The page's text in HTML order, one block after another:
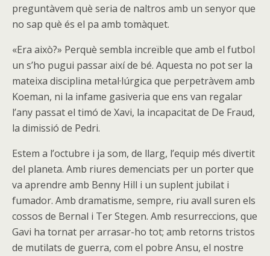
preguntàvem què seria de naltros amb un senyor que
no sap què és el pa amb tomàquet.
«Era això?» Perquè sembla increïble que amb el futbol
un s’ho pugui passar així de bé. Aquesta no pot ser la
mateixa disciplina metal·lúrgica que perpetràvem amb
Koeman, ni la infame gasiveria que ens van regalar
l’any passat el timó de Xavi, la incapacitat de De Fraud,
la dimissió de Pedri.
Estem a l’octubre i ja som, de llarg, l’equip més divertit
del planeta. Amb riures demenciats per un porter que
va aprendre amb Benny Hill i un suplent jubilat i
fumador. Amb dramatisme, sempre, riu avall suren els
cossos de Bernal i Ter Stegen. Amb resurreccions, que
Gavi ha tornat per arrasar-ho tot; amb retorns tristos
de mutilats de guerra, com el pobre Ansu, el nostre